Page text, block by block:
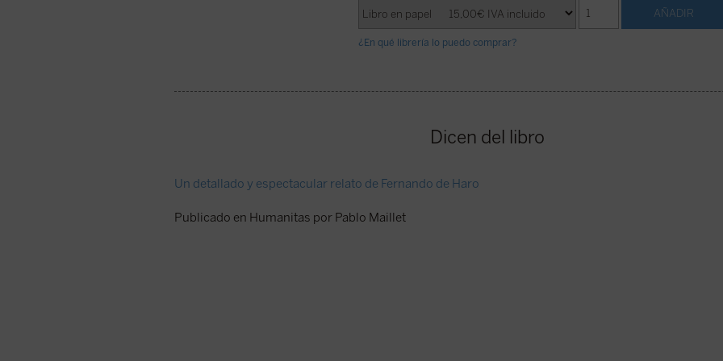
¿En qué librería lo puedo comprar?
Dicen del libro
Un detallado y espectacular relato de Fernando de Haro
Publicado en Humanitas por Pablo Maillet